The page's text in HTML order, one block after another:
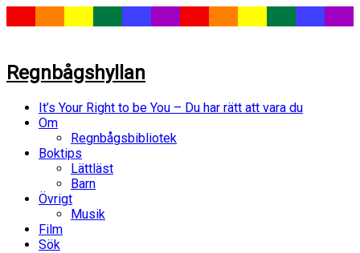
Regnbågshyllan
It’s Your Right to be You – Du har rätt att vara du
Om
Regnbågsbibliotek
Boktips
Lättläst
Barn
Övrigt
Musik
Film
Sök